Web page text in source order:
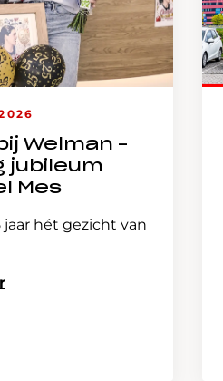
Welman –
jubileum
Mes
jaar hét gezicht van